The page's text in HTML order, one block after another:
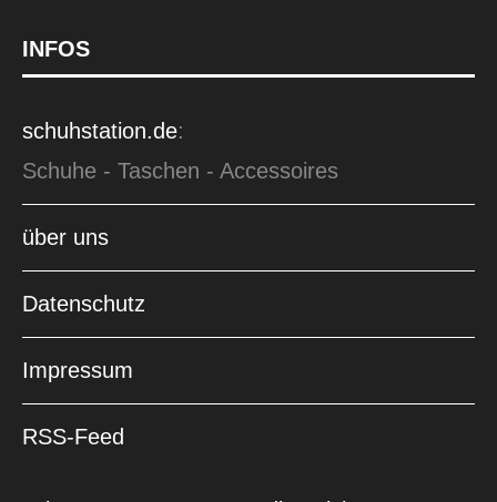
INFOS
schuhstation.de:
Schuhe - Taschen - Accessoires
über uns
Datenschutz
Impressum
RSS-Feed